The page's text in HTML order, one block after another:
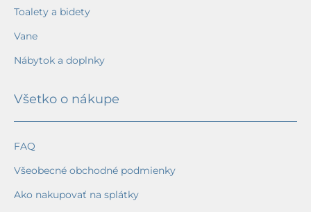
Toalety a bidety
Vane
Nábytok a doplnky
Všetko o nákupe
FAQ
Všeobecné obchodné podmienky
Ako nakupovať na splátky